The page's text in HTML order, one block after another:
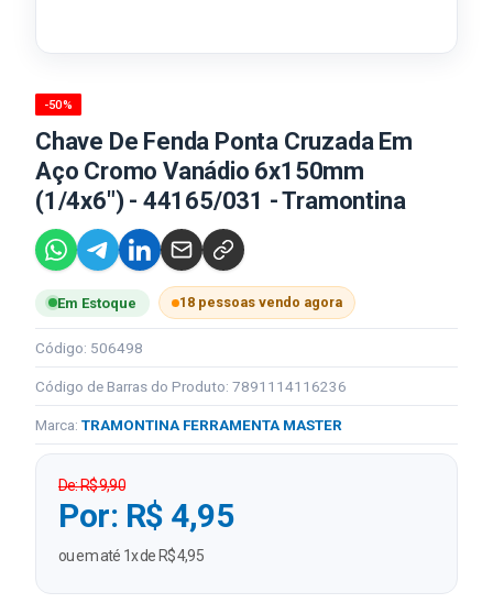
-50%
Chave De Fenda Ponta Cruzada Em
Aço Cromo Vanádio 6x150mm
(1/4x6") - 44165/031 - Tramontina
Em Estoque 18 pessoas vendo agora
Código: 506498
Código de Barras do Produto: 7891114116236
Marca: TRAMONTINA FERRAMENTA MASTER
De: R$ 9,90
Por: R$ 4,95
ou em até 1x de R$ 4,95